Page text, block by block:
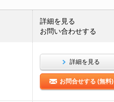
詳細を見る
お問い合わせする
詳細を見る
お問合せする (無料)